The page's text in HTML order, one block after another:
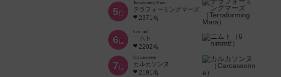
5位
Terraforming Mars
テラフォーミングマーズ
2371名
6位
6 nimmt!
ニムト
2202名
7位
Carcassonne
カルカソンヌ
2191名